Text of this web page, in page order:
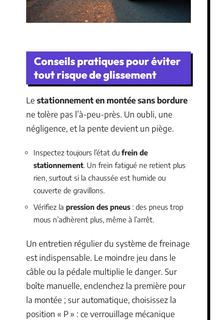
Conseils pratiques pour éviter
tout risque de glissement
Le stationnement en montée sans bordure
ne tolère pas l’à-peu-près. Un oubli, une
négligence, et la pente devient un piège.
Inspectez toujours l’état du frein de
stationnement. Un frein fatigué ne retient plus
rien, surtout si la chaussée est humide ou
couverte de gravillons.
Vérifiez la pression des pneus : des pneus trop
mous n’adhèrent plus, même à l’arrêt.
Un entretien régulier du système de freinage
est indispensable. Le moindre jeu dans le
câble ou la pédale multiplie le danger. Sur
boîte manuelle, enclenchez la première pour
la montée ; sur automatique, choisissez la
position « P » : ce verrouillage mécanique